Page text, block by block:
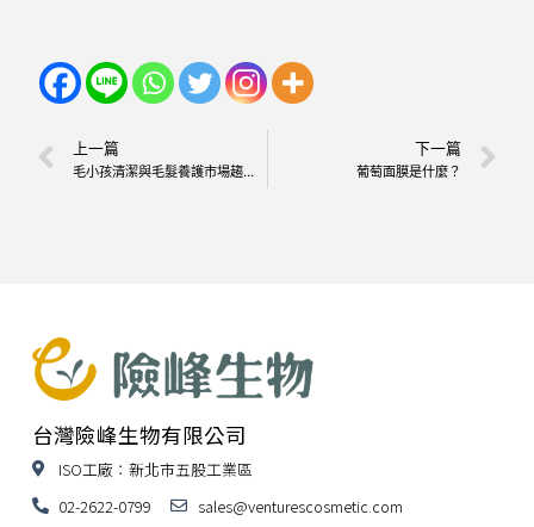
上一篇
毛小孩清潔與毛髮養護市場趨勢解析｜寵物店必看高成長商機與自有品牌布局策略
下一篇
葡萄面膜是什麼？
台灣險峰生物有限公司
ISO工廠：新北市五股工業區
02-2622-0799
sales@venturescosmetic.com